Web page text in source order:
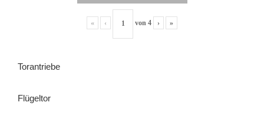
« ‹ von 4 › »
Torantriebe
Flügeltor